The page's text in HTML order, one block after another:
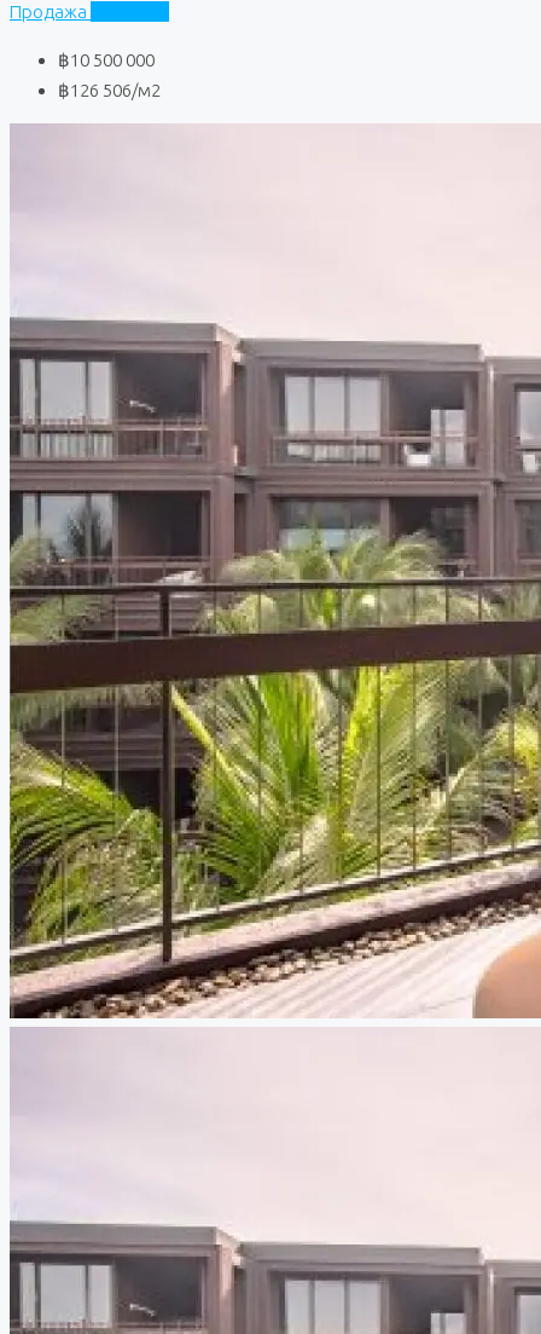
Продажа
฿10 500 000
฿126 506/м2